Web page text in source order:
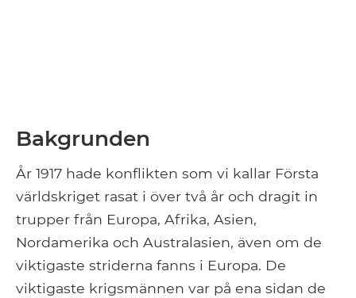
Bakgrunden
År 1917 hade konflikten som vi kallar Första
världskriget rasat i över två år och dragit in
trupper från Europa, Afrika, Asien,
Nordamerika och Australasien, även om de
viktigaste striderna fanns i Europa. De
viktigaste krigsmännen var på ena sidan de